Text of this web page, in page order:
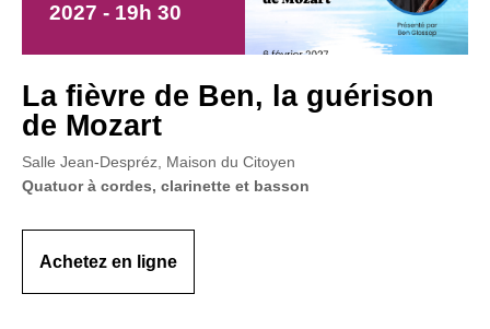
2027 - 19h 30
La fièvre de Ben, la guérison
de Mozart
Salle Jean-Despréz, Maison du Citoyen
Quatuor à cordes, clarinette et basson
Achetez en ligne